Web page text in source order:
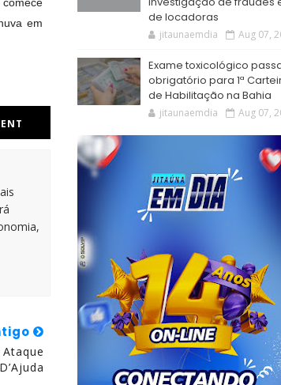
em
de locadoras
jitaunaemdia Aug 07,
Exame toxicológico
obrigatório para 1ª
de Habilitação na Bahia
jitaunaemdia Aug 07,